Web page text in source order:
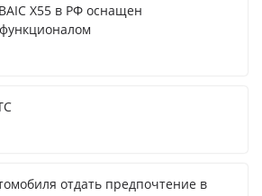
X55 в РФ оснащен
отдать предпочтение в